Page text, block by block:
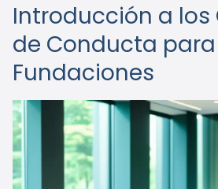
Introducción a los
de Conducta para
Fundaciones